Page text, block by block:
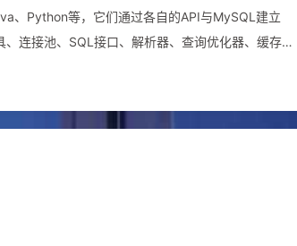
、Python等，它们通过各自的API与MySQL建立
连接池、SQL接口、解析器、查询优化器、缓存